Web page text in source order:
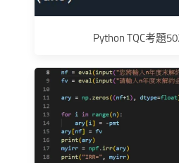
Python TQC考題